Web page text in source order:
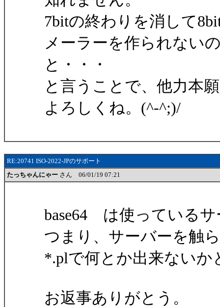
7bitの終わりを消して
メーラーを作られない
と・・・
と言うことで、他力本
よろしくね。(^-^;)/
RE:20741 ISO-2022-JPのサポート
たっちゃんにゃー さん 06/01/19 07:21
base64 は使っている
つまり、サーバーを触
*.plで何とか出来ないか
お返事ありがとう。